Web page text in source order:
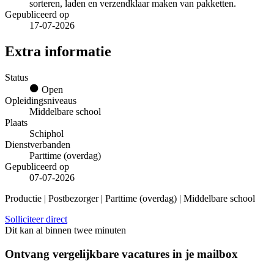
sorteren, laden en verzendklaar maken van pakketten.
Gepubliceerd op
17-07-2026
Extra informatie
Status
Open
Opleidingsniveaus
Middelbare school
Plaats
Schiphol
Dienstverbanden
Parttime (overdag)
Gepubliceerd op
07-07-2026
Productie | Postbezorger | Parttime (overdag) | Middelbare school
Solliciteer direct
Dit kan al binnen twee minuten
Ontvang vergelijkbare vacatures in je mailbox